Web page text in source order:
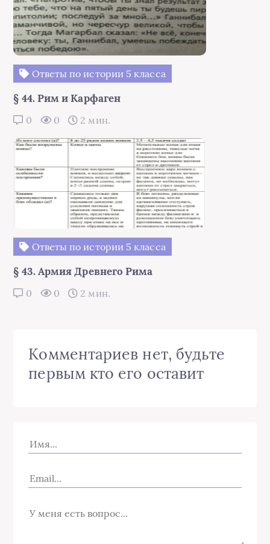
Ответы по истории 5 класса
§ 44. Рим и Карфаген
0 0 2 мин.
Ответы по истории 5 класса
§ 43. Армия Древнего Рима
0 0 2 мин.
Комментариев нет, будьте
первым кто его оставит